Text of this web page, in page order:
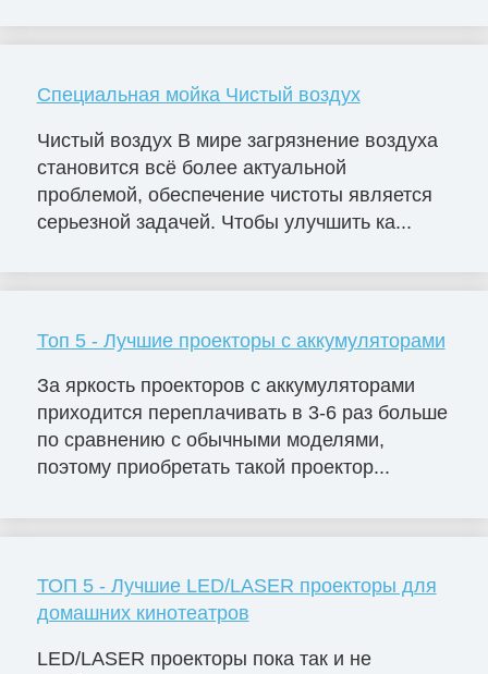
Специальная мойка Чистый воздух
Чистый воздух В мире загрязнение воздуха
становится всё более актуальной
проблемой, обеспечение чистоты является
серьезной задачей. Чтобы улучшить ка...
Топ 5 - Лучшие проекторы с аккумуляторами
За яркость проекторов с аккумуляторами
приходится переплачивать в 3-6 раз больше
по сравнению с обычными моделями,
поэтому приобретать такой проектор...
ТОП 5 - Лучшие LED/LASER проекторы для
домашних кинотеатров
LED/LASER проекторы пока так и не